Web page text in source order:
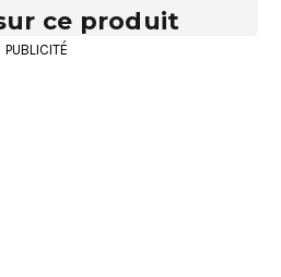
ce produit
PUBLICITÉ